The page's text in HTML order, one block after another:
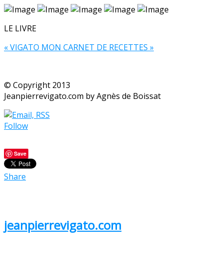
LE LIVRE
« VIGATO MON CARNET DE RECETTES »
© Copyright 2013
Jeanpierrevigato.com by Agnès de Boissat
Follow
Save
Share
jeanpierrevigato.com